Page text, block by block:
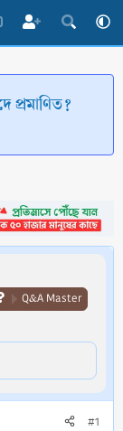
প্রমাণিত?
Q&A Master
#1